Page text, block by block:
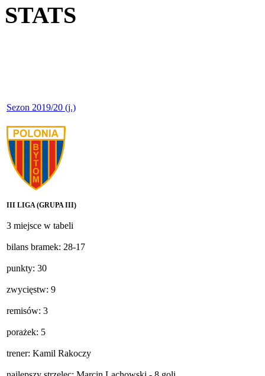
STATS
Sezon 2019/20 (j.)
III LIGA (GRUPA III)
3 miejsce w tabeli
bilans bramek: 28-17
punkty: 30
zwycięstw: 9
remisów: 3
porażek: 5
trener: Kamil Rakoczy